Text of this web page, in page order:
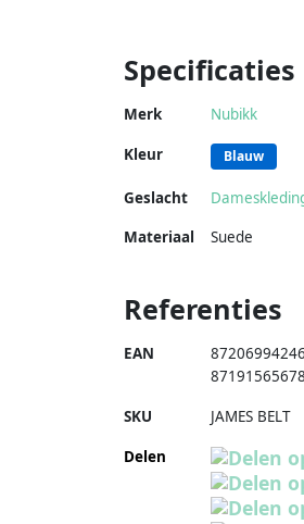
Specificaties
Merk Nubikk
Kleur Blauw
Geslacht
Materiaal
Suede
Referenties
EAN
SKU JAMES BELT
Delen